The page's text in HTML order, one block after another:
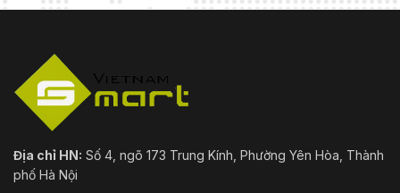
Địa chỉ HN: Số 4, ngõ 173 Trung Kính, Phường Yên Hòa, Thành
phố Hà Nội